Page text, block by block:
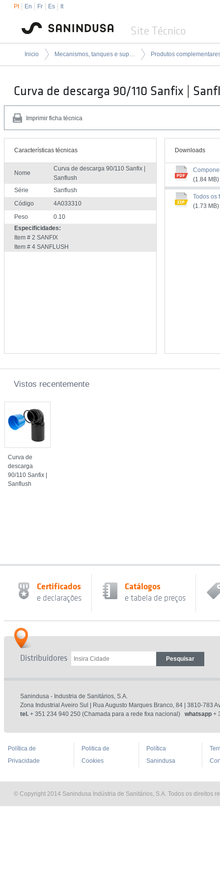
Pt En Fr Es It
Site Técnico
Inicio Mecanismos, tanques e suportes de encastrar
Curva de descarga 90/110 Sanfix |
Imprimir ficha técnica
Características técnicas
Nome
Curva de descarga 90/110 Sanfix |
Sanflush
Série
Sanflush
Código
4A033310
Peso
0.10
Especificidades:
Item # 2 SANFIX
Item # 4 SANFLUSH
Downloads
(1.84 MB)
Todos os
(1.73 MB)
Vistos recentemente
Curva de
descarga
90/110 Sanfix |
Sanflush
Certificados
e declarações
Catálogos
e tabela de preços
Distribuidores
Sanindusa - Industria de Sanitários, S.A.
Zona Industrial Aveiro Sul | Rua Augusto Marques Branco, 84 | 3810-783
tel. + 351 234 940 250 (Chamada para a rede fixa nacional) whatsapp +
Política de
Privacidade
Politica de
Cookies
Política
Sanindusa
© Copyright 2014 Sanindusa Indústria de Sanitários, S.A. Todos os direitos